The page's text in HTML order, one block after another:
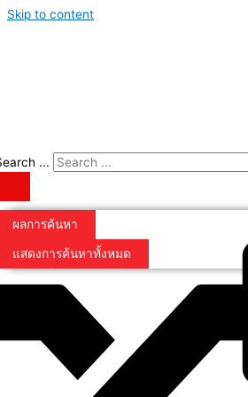
Skip to content
...
ผลการค้นหา
แสดงการค้นหาทั้งหมด